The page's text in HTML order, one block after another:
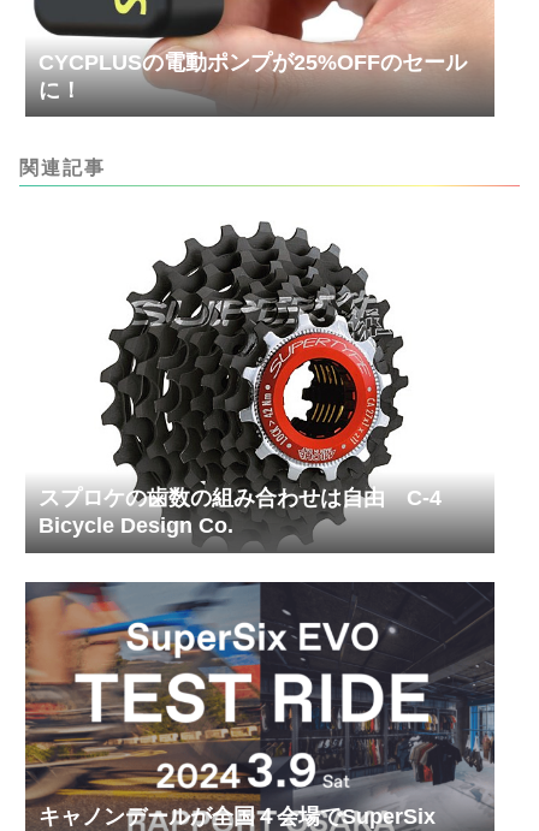
CYCPLUSの電動ポンプが25%OFFのセール
に！
関連記事
スプロケの歯数の組み合わせは自由 C-4
Bicycle Design Co.
キャノンデールが全国４会場でSuperSix